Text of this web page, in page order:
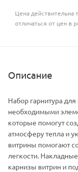
Цена действительна
отличаться от цен в
Описание
Набор гарнитура
необходимыми
которые помогут
атмосферу тепла и
витрины помогают
легкости.
карнизы витрин и